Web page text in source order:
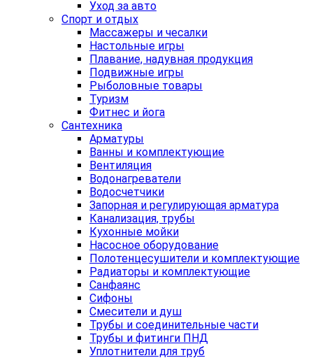
Уход за авто
Спорт и отдых
Массажеры и чесалки
Настольные игры
Плавание, надувная продукция
Подвижные игры
Рыболовные товары
Туризм
Фитнес и йога
Сантехника
Арматуры
Ванны и комплектующие
Вентиляция
Водонагреватели
Водосчетчики
Запорная и регулирующая арматура
Канализация, трубы
Кухонные мойки
Насосное оборудование
Полотенцесушители и комплектующие
Радиаторы и комплектующие
Санфаянс
Сифоны
Смесители и душ
Трубы и соединительные части
Трубы и фитинги ПНД
Уплотнители для труб